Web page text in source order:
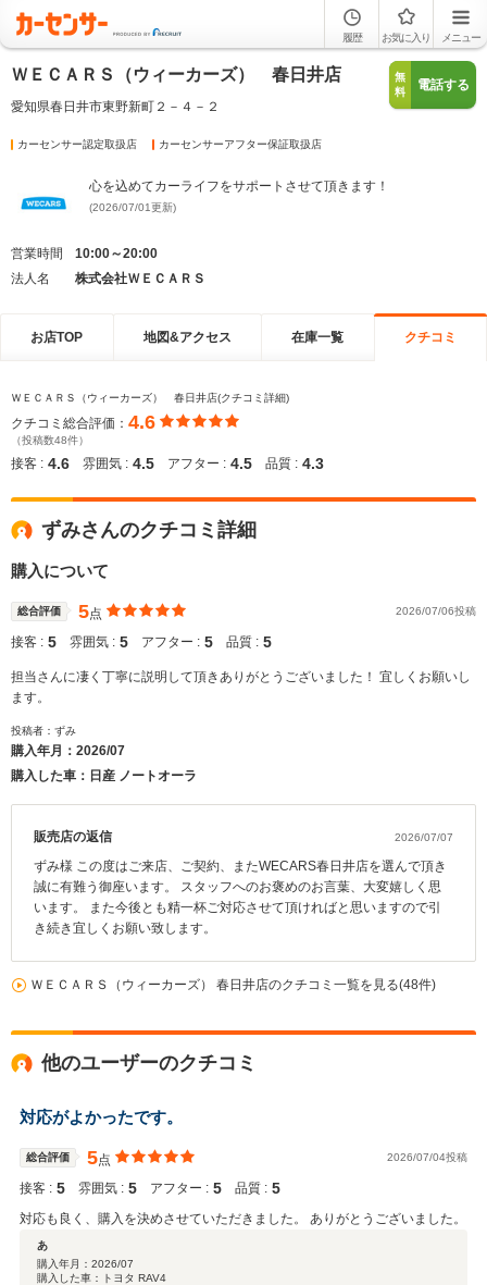
履歴 お気に入り メニュー
ＷＥＣＡＲＳ（ウィーカーズ） 春日井店
愛知県春日井市東野新町２－４－２
無
料
電話する
カーセンサー認定取扱店 カーセンサーアフター保証取扱店
心を込めてカーライフをサポートさせて頂きます！
(2026/07/01更新)
営業時間
10:00～20:00
法人名
株式会社ＷＥＣＡＲＳ
お店TOP 地図&アクセス 在庫一覧 クチコミ
ＷＥＣＡＲＳ（ウィーカーズ） 春日井店(クチコミ詳細)
クチコミ総合評価： 4.6
（投稿数48件）
接客 : 4.6 雰囲気 : 4.5 アフター : 4.5 品質 : 4.3
ずみさんのクチコミ詳細
購入について
総合評価 5点 2026/07/06投稿
接客 : 5 雰囲気 : 5 アフター : 5 品質 : 5
担当さんに凄く丁寧に説明して頂きありがとうございました！ 宜しくお願いし
ます。
投稿者：ずみ
購入年月： 2026/07
購入した車：日産 ノートオーラ
販売店の返信 2026/07/07
ずみ様 この度はご来店、ご契約、またWECARS春日井店を選んで頂き
誠に有難う御座います。 スタッフへのお褒めのお言葉、大変嬉しく思
います。 また今後とも精一杯ご対応させて頂ければと思いますので引
き続き宜しくお願い致します。
ＷＥＣＡＲＳ（ウィーカーズ） 春日井店のクチコミ一覧を見る(48件)
他のユーザーのクチコミ
対応がよかったです。
総合評価 5点 2026/07/04投稿
接客 : 5 雰囲気 : 5 アフター : 5 品質 : 5
対応も良く、購入を決めさせていただきました。 ありがとうございました。
あ
購入年月： 2026/07
購入した車：トヨタ RAV4